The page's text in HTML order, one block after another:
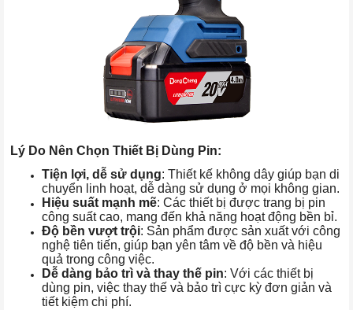
Lý Do Nên Chọn Thiết Bị Dùng Pin:
Tiện lợi, dễ sử dụng: Thiết kế không dây giúp bạn di
chuyển linh hoạt, dễ dàng sử dụng ở mọi không gian.
Hiệu suất mạnh mẽ: Các thiết bị được trang bị pin
công suất cao, mang đến khả năng hoạt động bền bỉ.
Độ bền vượt trội: Sản phẩm được sản xuất với công
nghệ tiên tiến, giúp bạn yên tâm về độ bền và hiệu
quả trong công việc.
Dễ dàng bảo trì và thay thế pin: Với các thiết bị
dùng pin, việc thay thế và bảo trì cực kỳ đơn giản và
tiết kiệm chi phí.